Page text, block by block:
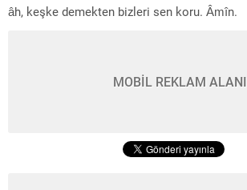
âh, keşke demekten bizleri sen koru. Âmîn.
MOBİL REKLAM ALANI